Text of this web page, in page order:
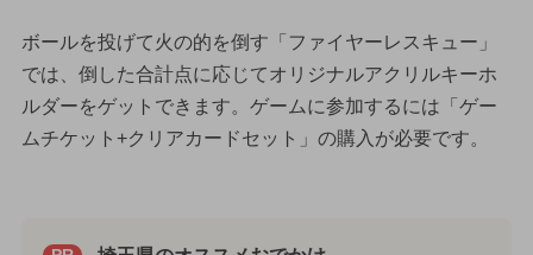
ボールを投げて火の的を倒す「ファイヤーレスキュー」
では、倒した合計点に応じてオリジナルアクリルキーホ
ルダーをゲットできます。ゲームに参加するには「ゲー
ムチケット+クリアカードセット」の購入が必要です。